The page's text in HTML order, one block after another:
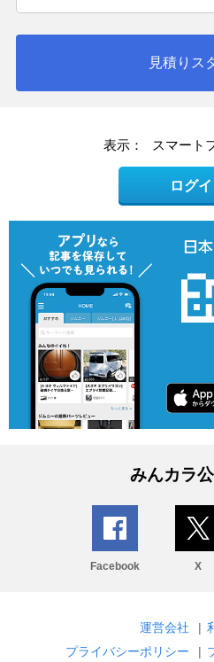
見積りス
表示： スマート
ログ
みんカラ
Facebook X
運営会社 |
プライバシーポリシー
|